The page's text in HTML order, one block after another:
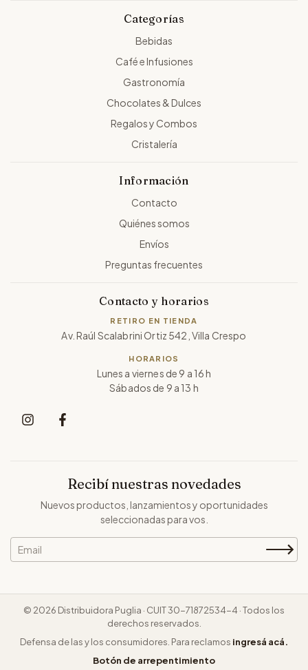
Categorías
Bebidas
Café e Infusiones
Gastronomía
Chocolates & Dulces
Regalos y Combos
Cristalería
Información
Contacto
Quiénes somos
Envíos
Preguntas frecuentes
Contacto y horarios
RETIRO EN TIENDA
Av. Raúl Scalabrini Ortiz 542, Villa Crespo
HORARIOS
Lunes a viernes de 9 a 16 h
Sábados de 9 a 13 h
Recibí nuestras novedades
Nuevos productos, lanzamientos y oportunidades
seleccionadas para vos.
© 2026 Distribuidora Puglia · CUIT 30-71872534-4 · Todos los
derechos reservados.
Defensa de las y los consumidores. Para reclamos ingresá acá.
Botón de arrepentimiento